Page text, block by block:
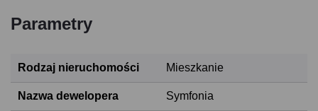
Parametry
Rodzaj nieruchomości Mieszkanie
Nazwa dewelopera
Symfonia